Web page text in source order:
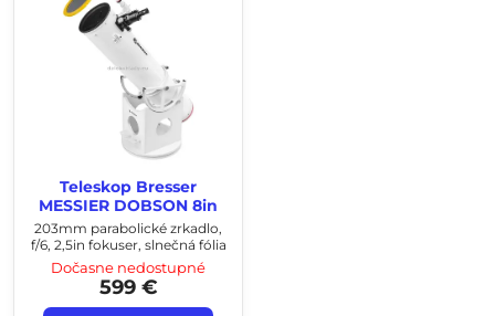
Teleskop Bresser
MESSIER DOBSON 8in
203mm parabolické zrkadlo,
f/6, 2,5in fokuser, slnečná fólia
Dočasne nedostupné
599 €